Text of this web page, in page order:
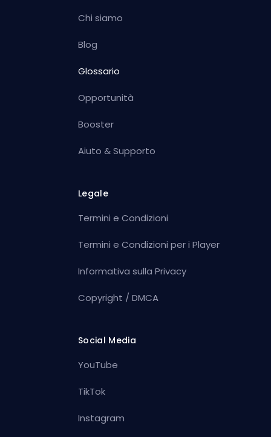
Chi siamo
Blog
Glossario
Opportunità
Booster
Aiuto & Supporto
Legale
Termini e Condizioni
Termini e Condizioni per i Player
Informativa sulla Privacy
Copyright / DMCA
Social Media
YouTube
TikTok
Instagram